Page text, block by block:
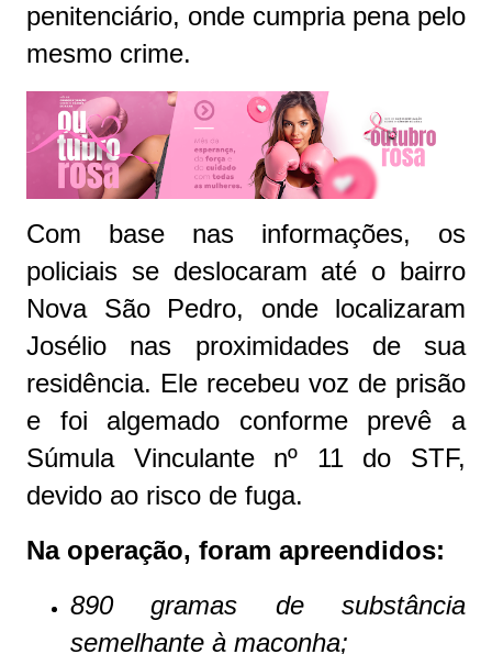
penitenciário, onde cumpria pena pelo
mesmo crime.
Com base nas informações, os
policiais se deslocaram até o bairro
Nova São Pedro, onde localizaram
Josélio nas proximidades de sua
residência. Ele recebeu voz de prisão
e foi algemado conforme prevê a
Súmula Vinculante nº 11 do STF,
devido ao risco de fuga.
Na operação, foram apreendidos:
890 gramas de substância
semelhante à maconha;